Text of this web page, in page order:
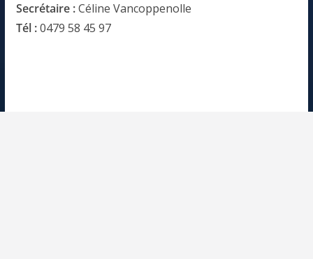
Secrétaire :Céline Vancoppenolle
Tél :0479 58 45 97